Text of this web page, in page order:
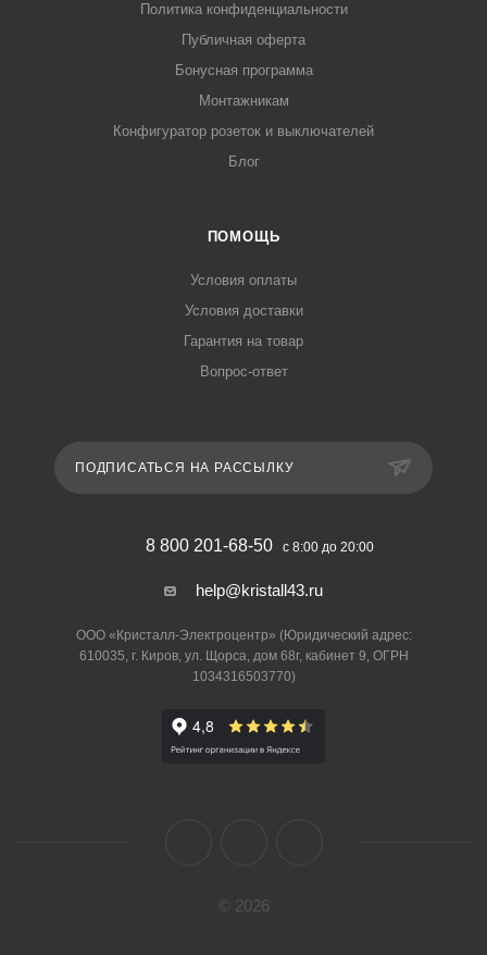
Политика конфиденциальности
Публичная оферта
Бонусная программа
Монтажникам
Конфигуратор розеток и выключателей
Блог
ПОМОЩЬ
Условия оплаты
Условия доставки
Гарантия на товар
Вопрос-ответ
ПОДПИСАТЬСЯ НА РАССЫЛКУ
8 800 201-68-50 с 8:00 до 20:00
help@kristall43.ru
ООО «Кристалл-Электроцентр» (Юридический адрес:
610035, г. Киров, ул. Щорса, дом 68г, кабинет 9, ОГРН
1034316503770)
© 2026